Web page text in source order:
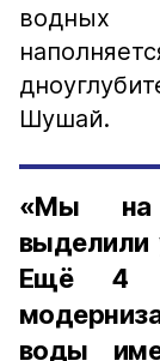
водных
Шушай.
«Мы на
выделили
Ещё 4
воды